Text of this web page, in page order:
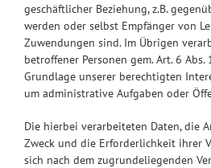
geschäftlicher Beziehung, z.B.
werden oder selbst Empfänger von
Zuwendungen sind. Im Übrigen
betroffener Personen gem. Art. 6 Abs.
Grundlage unserer berechtigten
um administrative Aufgaben oder
Die hierbei verarbeiteten Daten, die
Zweck und die Erforderlichkeit ihrer
sich nach dem zugrundeliegenden